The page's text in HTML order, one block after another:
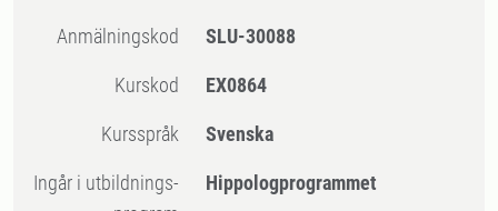
Anmälningskod SLU-30088
Kurskod EX0864
Kursspråk Svenska
Ingår i utbildnings-
Hippologprogrammet